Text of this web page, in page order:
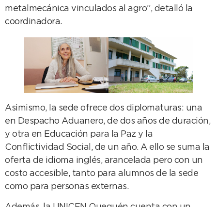
metalmecánica vinculados al agro”, detalló la
coordinadora.
Asimismo, la sede ofrece dos diplomaturas: una
en Despacho Aduanero, de dos años de duración,
y otra en Educación para la Paz y la
Conflictividad Social, de un año. A ello se suma la
oferta de idioma inglés, arancelada pero con un
costo accesible, tanto para alumnos de la sede
como para personas externas.